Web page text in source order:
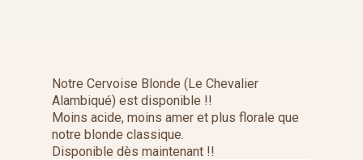
Notre Cervoise Blonde (Le Chevalier
Alambiqué) est disponible !!
Moins acide, moins amer et plus florale que
notre blonde classique.
Disponible dès maintenant !!